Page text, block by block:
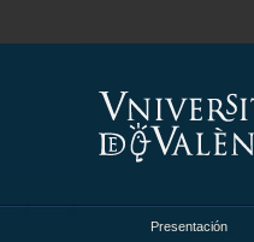
Presentación